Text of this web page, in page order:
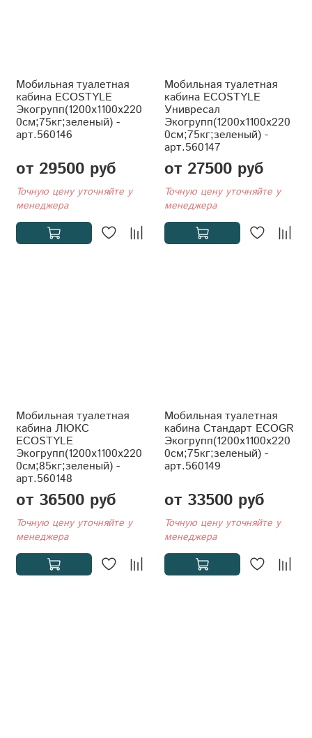
Мобильная туалетная
кабина ECOSTYLE
Экогрупп(1200x1100x220
0см;75кг;зеленый) -
арт.560146
от 29500 руб
Точную цену уточняйте у
менеджера
Мобильная туалетная
кабина ECOSTYLE
Унивресал
Экогрупп(1200x1100x220
0см;75кг;зеленый) -
арт.560147
от 27500 руб
Точную цену уточняйте у
менеджера
Мобильная туалетная
кабина ЛЮКС
ECOSTYLE
Экогрупп(1200x1100x220
0см;85кг;зеленый) -
арт.560148
от 36500 руб
Точную цену уточняйте у
менеджера
Мобильная туалетная
кабина Стандарт ECOGR
Экогрупп(1200x1100x220
0см;75кг;зеленый) -
арт.560149
от 33500 руб
Точную цену уточняйте у
менеджера